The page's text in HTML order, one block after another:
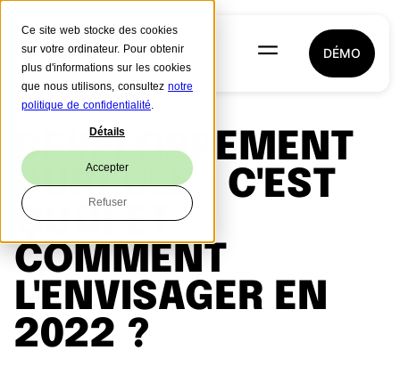
Ce site web stocke des cookies
sur votre ordinateur. Pour obtenir
plus d'informations sur les cookies
que nous utilisons, consultez notre
politique de confidentialité.
Détails
Accepter
Refuser
DÉMO
ÉCOLOGIE
DÉVELOPPEMENT
DURABLE : C'EST
QUOI ET
COMMENT
L'ENVISAGER EN
2022 ?